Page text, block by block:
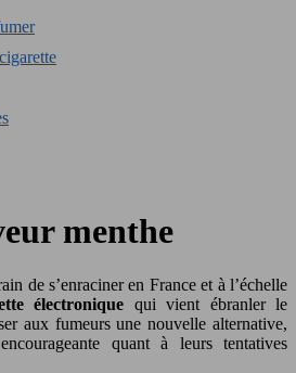
menthe
de s’enraciner en France et à l’échelle
électronique qui vient ébranler le
aux fumeurs une nouvelle alternative,
quant à leurs tentatives